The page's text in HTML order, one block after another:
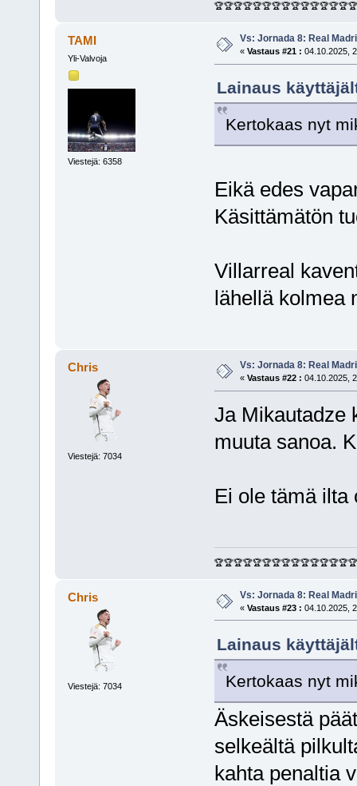
🏆🏆🏆🏆🏆🏆🏆🏆🏆🏆🏆🏆🏆🏆🏆
TAMI
Yli-Valvoja
Viestejä: 6358
Vs: Jornada 8: Real
« Vastaus #21 : 04.10.2025,
Lainaus
Kertokaas nyt
Eikä edes
Käsittämätön
Villarreal
lähellä kolmea
Chris
Viestejä: 7034
Vs: Jornada 8: Real
« Vastaus #22 : 04.10.2025,
Ja Mikautadze
muuta sanoa.
Ei ole tämä ilta
🏆🏆🏆🏆🏆🏆🏆🏆🏆🏆🏆🏆🏆🏆🏆
Chris
Viestejä: 7034
Vs: Jornada 8: Real
« Vastaus #23 : 04.10.2025,
Lainaus
Kertokaas nyt
Äskeisestä
selkeältä
kahta penaltia